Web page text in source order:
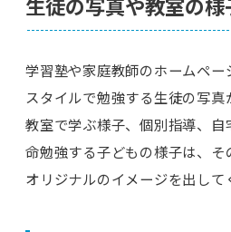
学習塾や家庭教師のホームペ
スタイルで勉強する生徒の写真
教室で学ぶ様子、個別指導、
命勉強する子どもの様子は、
オリジナルのイメージを出して